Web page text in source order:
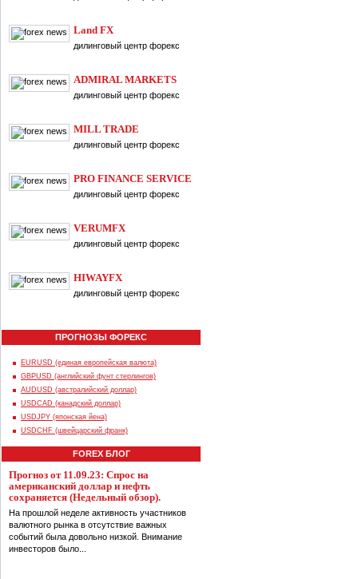
Land FX
дилинговый центр форекс
ADMIRAL MARKETS
дилинговый центр форекс
MILL TRADE
дилинговый центр форекс
PRO FINANCE SERVICE
дилинговый центр форекс
VERUMFX
дилинговый центр форекс
HIWAYFX
дилинговый центр форекс
ПРОГНОЗЫ ФОРЕКС
EURUSD (единая европейская валюта)
GBPUSD (английский фунт стерлингов)
AUDUSD (австралийский доллар)
USDCAD (канадский доллар)
USDJPY (японская йена)
USDCHF (швейцарский франк)
FOREX БЛОГ
Прогноз от 11.09.23: Спрос на
американский доллар и нефть
сохраняется (Недельный обзор).
На прошлой неделе активность участников
валютного рынка в отсутствие важных
событий была довольно низкой. Внимание
инвесторов было...